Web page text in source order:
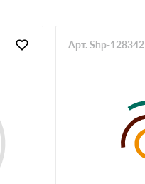
Арт. Shp-128342